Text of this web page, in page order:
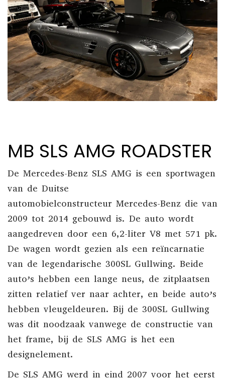
MB SLS AMG ROADSTER
De Mercedes-Benz SLS AMG is een sportwagen
van de Duitse
automobielconstructeur Mercedes-Benz die van
2009 tot 2014 gebouwd is. De auto wordt
aangedreven door een 6,2-liter V8 met 571 pk.
De wagen wordt gezien als een reïncarnatie
van de legendarische 300SL Gullwing. Beide
auto’s hebben een lange neus, de zitplaatsen
zitten relatief ver naar achter, en beide auto’s
hebben vleugeldeuren. Bij de 300SL Gullwing
was dit noodzaak vanwege de constructie van
het frame, bij de SLS AMG is het een
designelement.
De SLS AMG werd in eind 2007 voor het eerst